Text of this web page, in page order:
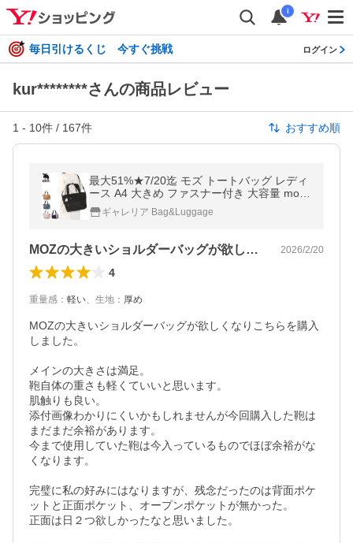
i
毎日引けるくじ 今すぐ挑戦 ログイン
kur********さんの商品レビュー
1 - 10件 / 167件 おすすめ順
最大51%★7/20迄 モズ トートバッグ レディ
ース A4 大きめ ファスナー付き 大容量 moz
バッグ 軽量 通勤 ブランド かわいい 12L キ
ャリーオン ZZRK ZZRK-06
ギャレリア Bag&Luggage
MOZの大きいショルダーバッグが欲しく… 2026/2/20
4
重量感 ： 軽い、 生地 ： 厚め
MOZの大きいショルダーバッグが欲しくなりこちらを購入
しました。
メインの大きさは満足。
鞄自体の重さも軽くていいと思います。
肌触りも良い。
添付画像わかりにくいかもしれませんが今回購入した鞄は
まだまだ余裕があります。
今まで使用していた鞄は今入っているものでほぼ余裕がな
くなります。
完璧に私の好みにはなりますが、残念だったのは背面ポケ
ットと正面ポケット、オープンポケットが無かった。
正面は日２つ欲しかったなと思いました。